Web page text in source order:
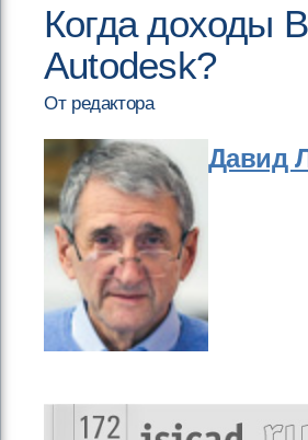
Когда доходы
Autodesk?
От редактора
Давид